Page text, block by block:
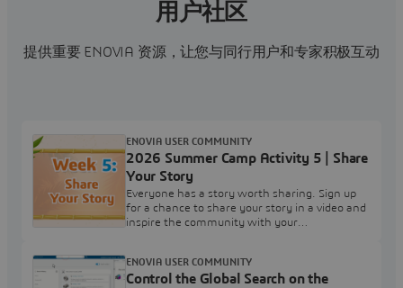
用户社区
提供重要 ENOVIA 资源，让您与同行用户和专家积极互动
2026 Summer Camp Activity 5 | Share
Your Story
Everyone has a story worth sharing. Sign up
for a chance to share your story in a video and
inspire the community with your
Story' survey to express your interest in
participating.After you've completed the
ENOVIA USER COMMUNITY
Control the Global Search on the
ENOVIA USER COMMUNITY